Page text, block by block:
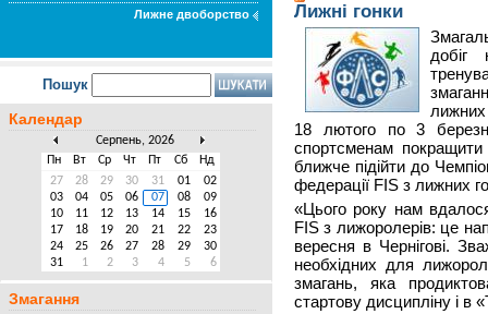
Лижне двоборство
Пошук
Календар
Серпень, 2026
Пн
Вт Ср Чт Пт Сб
Нд
27
28 29 30 31 01
02
03
04 05 06 07 08
09
10
11 12 13 14 15
16
17
18 19 20 21 22
23
24
25 26 27 28 29
30
31
1 2 3 4 5 6
Змагання
Лижні гонки
добіг
лижних
18 лютого по 3
спортсменам
ближче підійти до
федерації FIS з лижних
«Цього року нам вд
FIS з лижоролерів: це
вересня в Чернігові.
необхідних для
змагань, яка
стартову дисципліну і в